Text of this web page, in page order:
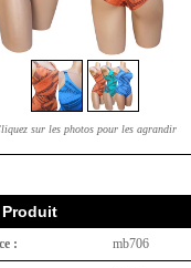
sur les photos pour les agrandir
: mb706